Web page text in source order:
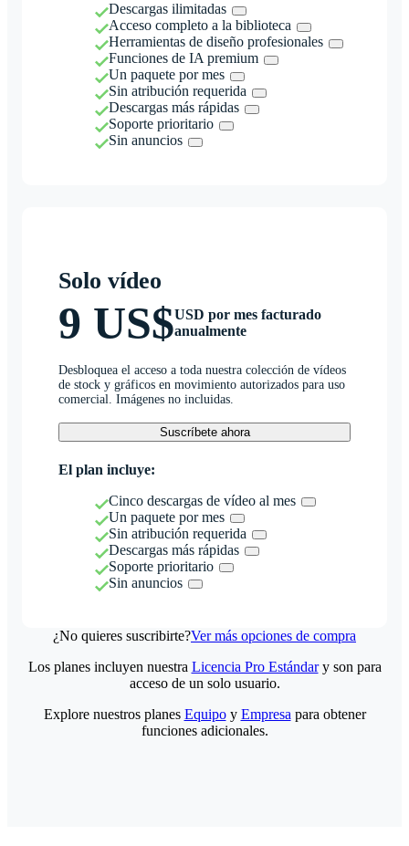
Descargas ilimitadas
Acceso completo a la biblioteca
Herramientas de diseño profesionales
Funciones de IA premium
Un paquete por mes
Sin atribución requerida
Descargas más rápidas
Soporte prioritario
Sin anuncios
Solo vídeo
9 US$USD por mes facturado
anualmente
Desbloquea el acceso a toda nuestra colección de vídeos
de stock y gráficos en movimiento autorizados para uso
comercial. Imágenes no incluidas.
Suscríbete ahora
El plan incluye:
Cinco descargas de vídeo al mes
Un paquete por mes
Sin atribución requerida
Descargas más rápidas
Soporte prioritario
Sin anuncios
¿No quieres suscribirte?Ver más opciones de compra
Los planes incluyen nuestra Licencia Pro Estándary son para
acceso de un solo usuario.
Explore nuestros planes Equipoy Empresa para obtener
funciones adicionales.